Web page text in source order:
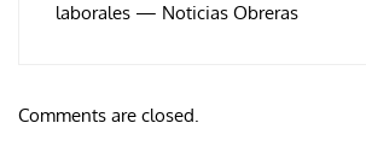
laborales — Noticias Obreras
Comments are closed.